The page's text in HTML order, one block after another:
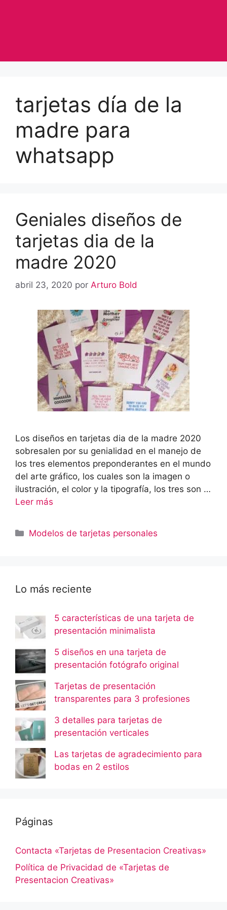
tarjetas día de la
madre para
whatsapp
Geniales diseños de
tarjetas dia de la
madre 2020
abril 23, 2020 por Arturo Bold
Los diseños en tarjetas dia de la madre 2020
sobresalen por su genialidad en el manejo de
los tres elementos preponderantes en el mundo
del arte gráfico, los cuales son la imagen o
ilustración, el color y la tipografía, los tres son …
Leer más
Categorías
Modelos de tarjetas personales
Lo más reciente
5 características de una tarjeta de
presentación minimalista
5 diseños en una tarjeta de
presentación fotógrafo original
Tarjetas de presentación
transparentes para 3 profesiones
3 detalles para tarjetas de
presentación verticales
Las tarjetas de agradecimiento para
bodas en 2 estilos
Páginas
Contacta «Tarjetas de Presentacion Creativas»
Política de Privacidad de «Tarjetas de
Presentacion Creativas»